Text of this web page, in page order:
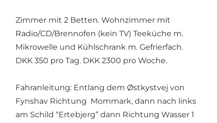
Zimmer mit 2 Betten. Wohnzimmer mit
Radio/CD/Brennofen (kein TV) Teeküche m.
Mikrowelle und Kühlschrank m. Gefrierfach.
DKK 350 pro Tag. DKK 2300 pro Woche.
Fahranleitung: Entlang dem Østkystvej von
Fynshav Richtung Mommark, dann nach links
am Schild “Ertebjerg” dann Richtung Wasser 1